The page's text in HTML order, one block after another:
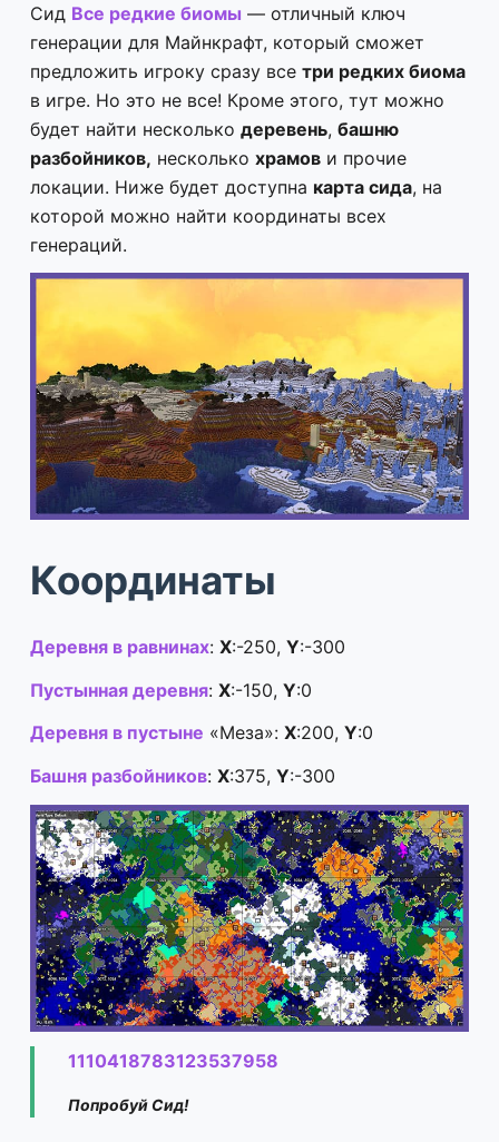
Сид Все редкие биомы — отличный ключ
генерации для Майнкрафт, который сможет
предложить игроку сразу все три редких биома
в игре. Но это не все! Кроме этого, тут можно
будет найти несколько деревень, башню
разбойников, несколько храмови прочие
локации. Ниже будет доступна карта сида, на
которой можно найти координаты всех
генераций.
Координаты
Деревня в равнинах: X:-250, Y:-300
Пустынная деревня: X:-150, Y:0
Деревня в пустыне «Меза»: X:200, Y:0
Башня разбойников: X:375, Y:-300
1110418783123537958
Попробуй Сид!